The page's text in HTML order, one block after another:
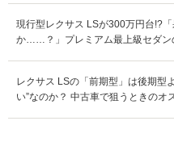
現行型レクサス LSが300万円台!?
か……？」プレミアム最上級セダン
レクサス LSの「前期型」は後期型
い”なのか？ 中古車で狙うときのオ